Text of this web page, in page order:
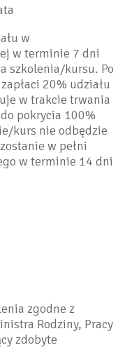
w
w terminie 7 dni
szkolenia/kursu. Po
20% udziału
w trakcie trwania
pokrycia 100%
kurs nie odbędzie
w pełni
w terminie 14 dni
zgodne z
Rodziny, Pracy
zdobyte